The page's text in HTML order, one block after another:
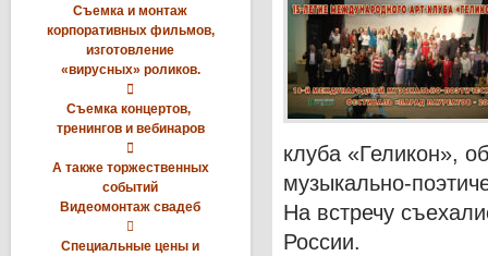
Съемка и монтаж
корпоративных фильмов,
изготовление
«вирусных» роликов.

Съемка концертов,
тренингов и вебинаров

А также торжественных
событий
Видеомонтаж свадеб

Специальные цены и
клуба «Геликон»,
музыкально-
На встречу
России.